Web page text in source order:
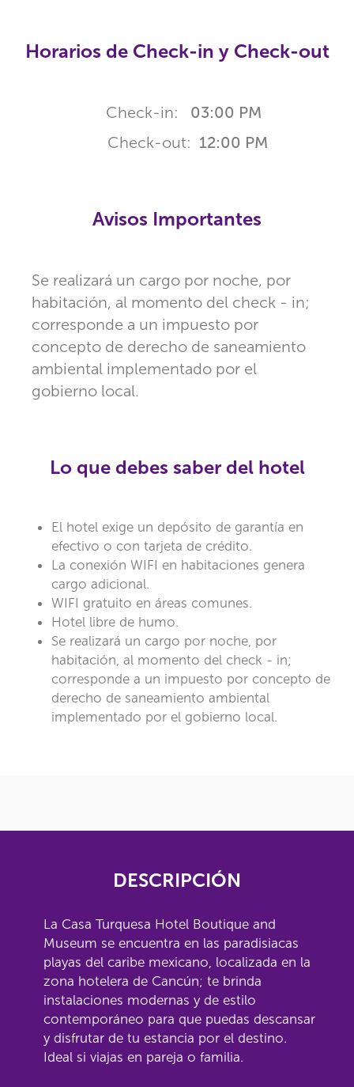
Horarios de Check-in y Check-out
Check-in: 03:00 PM
Check-out: 12:00 PM
Avisos Importantes
Se realizará un cargo por noche, por
habitación, al momento del check - in;
corresponde a un impuesto por
concepto de derecho de saneamiento
ambiental implementado por el
gobierno local.
Lo que debes saber del hotel
El hotel exige un depósito de garantía en
efectivo o con tarjeta de crédito.
La conexión WIFI en habitaciones genera
cargo adicional.
WIFI gratuito en áreas comunes.
Hotel libre de humo.
Se realizará un cargo por noche, por
habitación, al momento del check - in;
corresponde a un impuesto por concepto de
derecho de saneamiento ambiental
implementado por el gobierno local.
DESCRIPCIÓN
La Casa Turquesa Hotel Boutique and
Museum se encuentra en las paradisiacas
playas del caribe mexicano, localizada en la
zona hotelera de Cancún; te brinda
instalaciones modernas y de estilo
contemporáneo para que puedas descansar
y disfrutar de tu estancia por el destino.
Ideal si viajas en pareja o familia.